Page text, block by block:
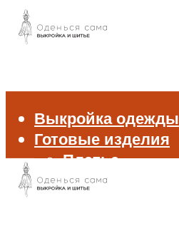
Выкройка одежды
Готовые изделия
Платье
Брюки